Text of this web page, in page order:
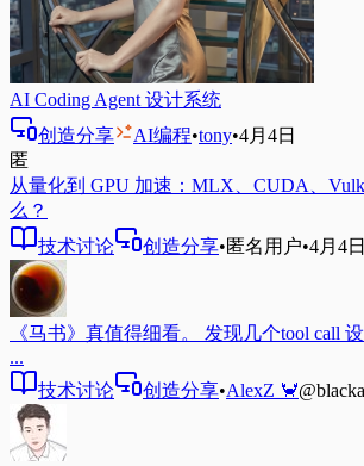
AI Coding Agent 设计系统
创造分享
AI编程•tony•4月4日
匿
从量化到 GPU 加速：MLX、CUDA、
么？
技术讨论
创造分享•匿名用户•4月4日
《马书》真值得细看。 发现几个tool call
...
技术讨论
创造分享•AlexZ 🦀